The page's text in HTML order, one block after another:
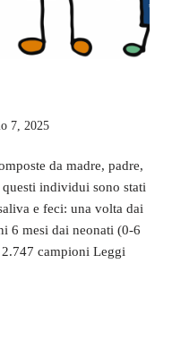
7, 2025
da madre, padre,
individui sono stati
e feci: una volta dai
6 mesi dai neonati (0-6
campioni Leggi